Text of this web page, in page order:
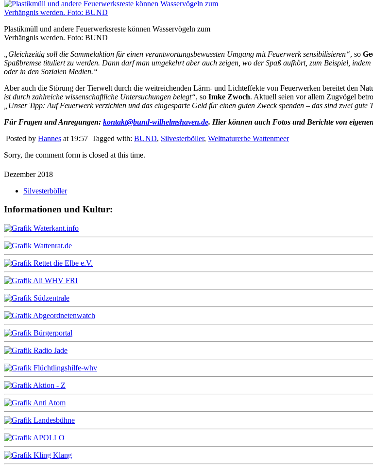
Plastikmüll und andere Feuerwerksreste können Wasservögeln zum
Verhängnis werden. Foto: BUND
„Gleichzeitig soll die Sammelaktion für einen verantwortungsbewussten Umgang mit Feuerwerk sensibilisieren“, so
Spaßbremse tituliert zu werden. Dann darf man umgekehrt aber auch zeigen, wo der Spaß aufhört, zum Beispiel,
oder in den Sozialen Medien.“
Aber auch die Störung der Tierwelt durch die weitreichenden Lärm- und Lichteffekte von Feuerwerken bereitet den
ist durch zahlreiche wissenschaftliche Untersuchungen belegt“, so Imke Zwoch. Aktuell seien vor allem Zugvögel
„Unser Tipp: Auf Feuerwerk verzichten und das eingesparte Geld für einen guten Zweck spenden – das sind zwei gute
Für Fragen und Anregungen: kontakt@bund-wilhelmshaven.de. Hier können auch Fotos und Berichte von
Posted by Hannes at 19:57 Tagged with: BUND, Silvesterböller, Weltnaturerbe Wattenmeer
Sorry, the comment form is closed at this time.
Dezember 2018
Silvesterböller
Informationen und Kultur: